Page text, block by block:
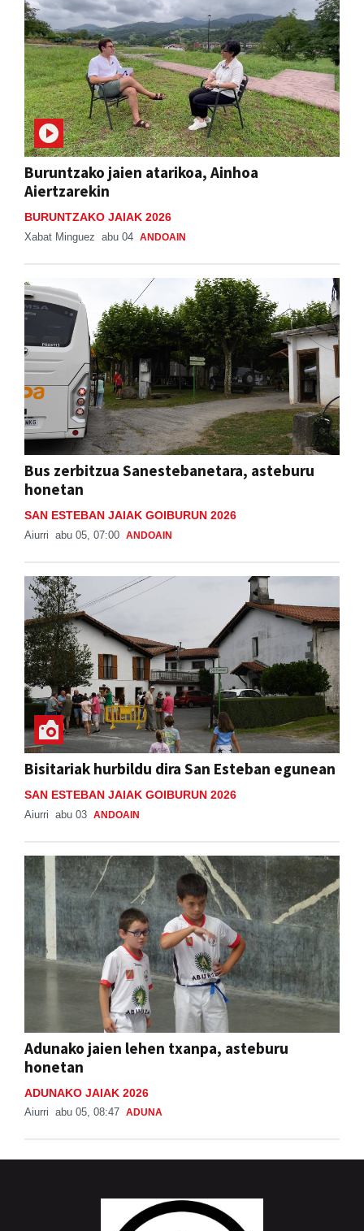
Buruntzako jaien atarikoa, Ainhoa
Aiertzarekin
BURUNTZAKO JAIAK 2026
Xabat Minguez abu 04 ANDOAIN
Bus zerbitzua Sanestebanetara, asteburu
honetan
SAN ESTEBAN JAIAK GOIBURUN 2026
Aiurri abu 05, 07:00 ANDOAIN
Bisitariak hurbildu dira San Esteban egunean
SAN ESTEBAN JAIAK GOIBURUN 2026
Aiurri abu 03 ANDOAIN
Adunako jaien lehen txanpa, asteburu
honetan
ADUNAKO JAIAK 2026
Aiurri abu 05, 08:47 ADUNA